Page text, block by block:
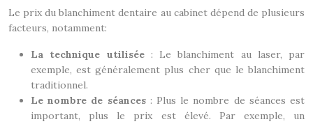
Le prix du blanchiment dentaire au cabinet dépend de plusieurs
facteurs, notamment:
La technique utilisée : Le blanchiment au laser, par
exemple, est généralement plus cher que le blanchiment
traditionnel.
Le nombre de séances : Plus le nombre de séances est
important, plus le prix est élevé. Par exemple, un